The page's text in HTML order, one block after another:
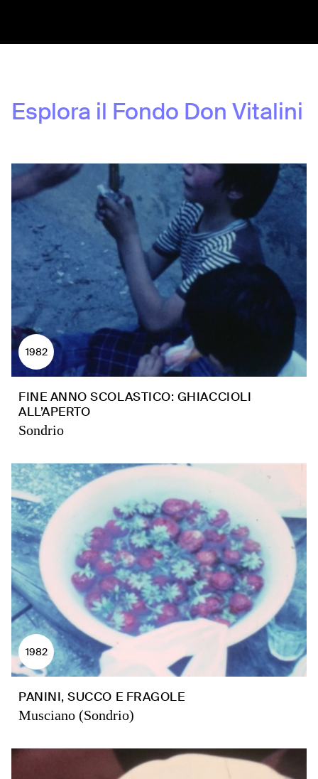
Esplora il Fondo Don Vitalini
1982
FINE ANNO SCOLASTICO: GHIACCIOLI
ALL’APERTO
Sondrio
1982
PANINI, SUCCO E FRAGOLE
Musciano (Sondrio)